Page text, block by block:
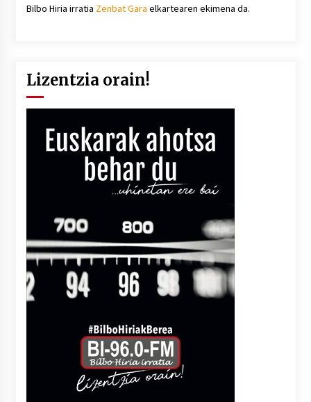
Bilbo Hiria irratia Zenbat Gara elkartearen ekimena da.
Lizentzia orain!